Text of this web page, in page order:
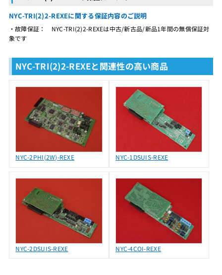
NYC-TRI(2)2-REXEに関する保証内容のご説明
・故障保証： NYC-TRI(2)2-REXEは中古/新古品/新品1年間の無償保証対
象です
NYC-TRI(2)2-REXEと関連性の高い商品
NYC-2PHI(2W)-REXE NYC-1DSUIS-REXE
NYC-2DSUIS-REXE NYC-4COI-REXE